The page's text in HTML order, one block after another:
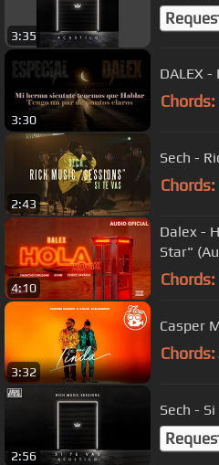
3:35
3:30
DALEX
Chords:
2:43
Sech -
Chords:
4:10
Dalex -
Chords:
3:32
Casper
Chords:
2:56
Sech -